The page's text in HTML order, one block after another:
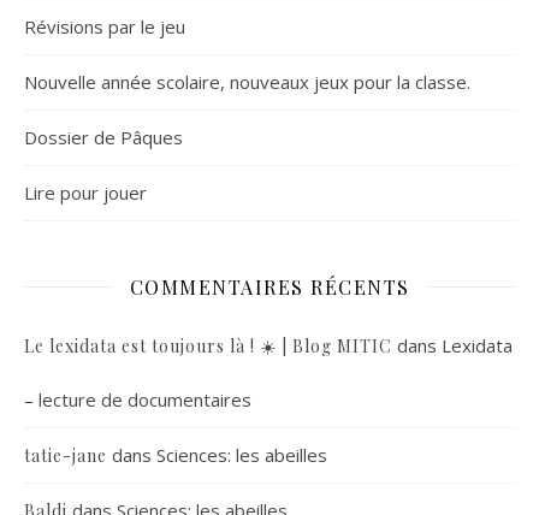
Révisions par le jeu
Nouvelle année scolaire, nouveaux jeux pour la classe.
Dossier de Pâques
Lire pour jouer
COMMENTAIRES RÉCENTS
Le lexidata est toujours là ! ☀️ | Blog MITIC dans Lexidata
– lecture de documentaires
tatie-jane dans Sciences: les abeilles
Baldi dans Sciences: les abeilles